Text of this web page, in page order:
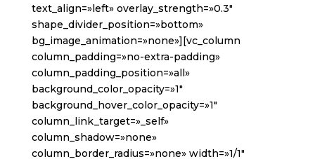
text_align=»left» overlay_strength=»0.3″
shape_divider_position=»bottom»
bg_image_animation=»none»][vc_column
column_padding=»no-extra-padding»
column_padding_position=»all»
background_color_opacity=»1″
background_hover_color_opacity=»1″
column_link_target=»_self»
column_shadow=»none»
column_border_radius=»none» width=»1/1″